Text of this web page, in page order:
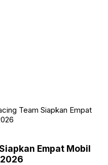
Team Siapkan Empat
Empat Mobil